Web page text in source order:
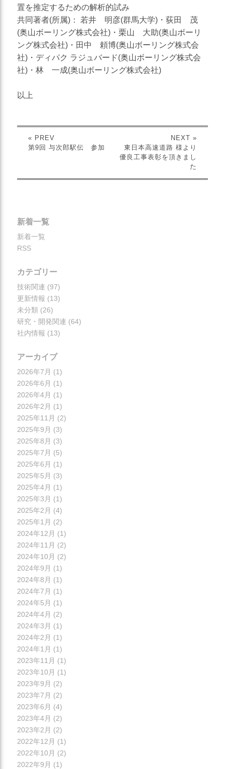
置を推定するための解析的試み
共同著者(所属)： 若井 明彦(群馬大学)・荻田 茂
(奥山ボーリング株式会社)・栗山 大助(奥山ボーリ
ング株式会社)・田中 頼博(奥山ボーリング株式会
社)・ディパク ラジュバード(奥山ボーリング株式会
社)・林 一成(奥山ボーリング株式会社)
以上
« PREV
第9回 与次郎駅伝 参加
NEXT »
東日本高速道路 様より
優良工事表彰を頂きまし
た
新着一覧
新着一覧
RSS
カテゴリー
技術関連 (97)
更新情報 (13)
未分類 (26)
研究・開発関連 (64)
社内情報 (13)
アーカイブ
2026年7月 (1)
2026年6月 (1)
2026年4月 (1)
2026年2月 (1)
2025年11月 (2)
2025年9月 (3)
2025年8月 (3)
2025年7月 (5)
2025年6月 (1)
2025年5月 (3)
2025年4月 (1)
2025年3月 (1)
2025年2月 (4)
2025年1月 (2)
2024年12月 (1)
2024年11月 (2)
2024年10月 (2)
2024年9月 (1)
2024年8月 (1)
2024年7月 (1)
2024年5月 (1)
2024年4月 (2)
2024年3月 (1)
2024年2月 (1)
2024年1月 (1)
2023年11月 (1)
2023年10月 (1)
2023年9月 (2)
2023年7月 (2)
2023年6月 (4)
2023年4月 (2)
2023年2月 (2)
2022年12月 (1)
2022年10月 (2)
2022年9月 (1)